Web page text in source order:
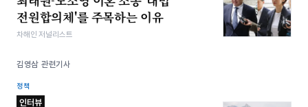
전원합의체'를 주목하는 이유
차해인 저널리스트
김영삼 관련기사
정책
인터뷰